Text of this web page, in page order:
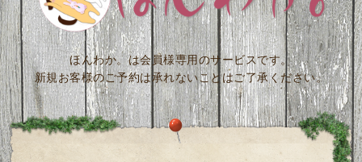
ほんわか。は会員様専用のサービスです。
新規お客様のご予約は承れないことはご了承ください。